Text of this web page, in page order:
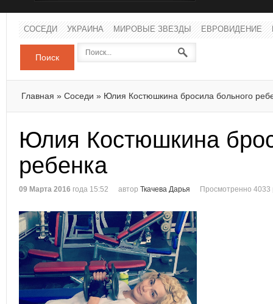
СОСЕДИ УКРАИНА МИРОВЫЕ ЗВЕЗДЫ ЕВРОВИДЕНИЕ
Поиск
Главная » Соседи » Юлия Костюшкина бросила больного
Юлия Костюшкина
ребенка
09 Марта 2016 года 15:52 автор Ткачева Дарья Просмотренно 4033